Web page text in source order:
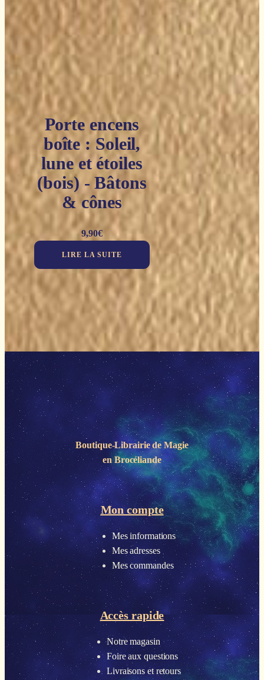
Porte encens
boîte : Soleil,
lune et étoiles
(bois) - Bâtons
& cônes
9,90€
LIRE LA SUITE
Boutique-Librairie deMagie
en Brocéliande
Mon compte
Mes informations
Mes adresses
Mes commandes
Accès rapide
Notre magasin
Foire aux questions
Livraisons et retours